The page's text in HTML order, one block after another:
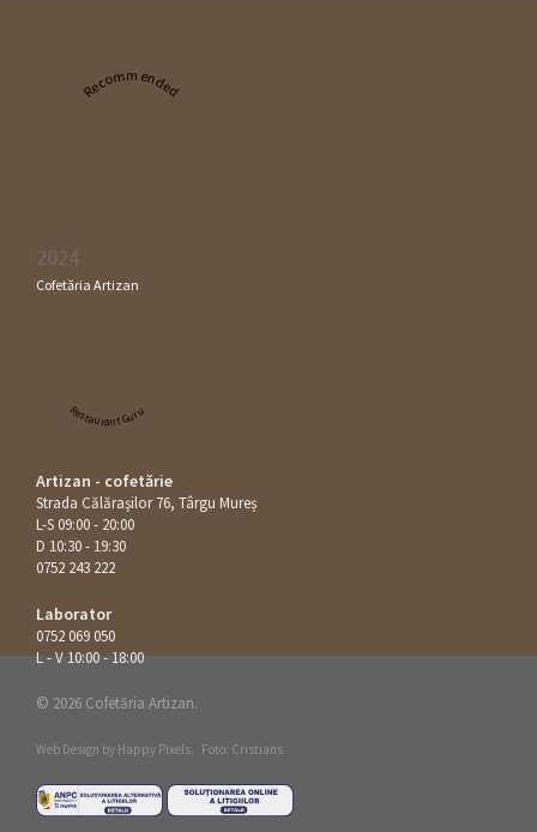
Recommended
2024
Cofetăria Artizan
Restaurant Guru
Artizan - cofetărie
Strada Călăraşilor 76, Târgu Mureș
L-S 09:00 - 20:00
D 10:30 - 19:30
0752 243 222
Laborator
0752 069 050
L - V 10:00 - 18:00
© 2026 Cofetăria Artizan.
Web Design by Happy Pixels. Foto: Cristians